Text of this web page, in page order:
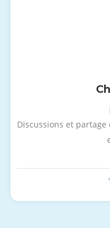
Discussions et